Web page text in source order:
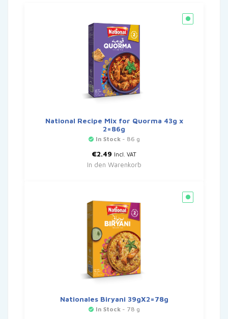
National Recipe Mix for Quorma 43g x
2=86g
In Stock - 86 g
€2.49 Incl. VAT
In den Warenkorb
Nationales Biryani 39gX2=78g
In Stock - 78 g